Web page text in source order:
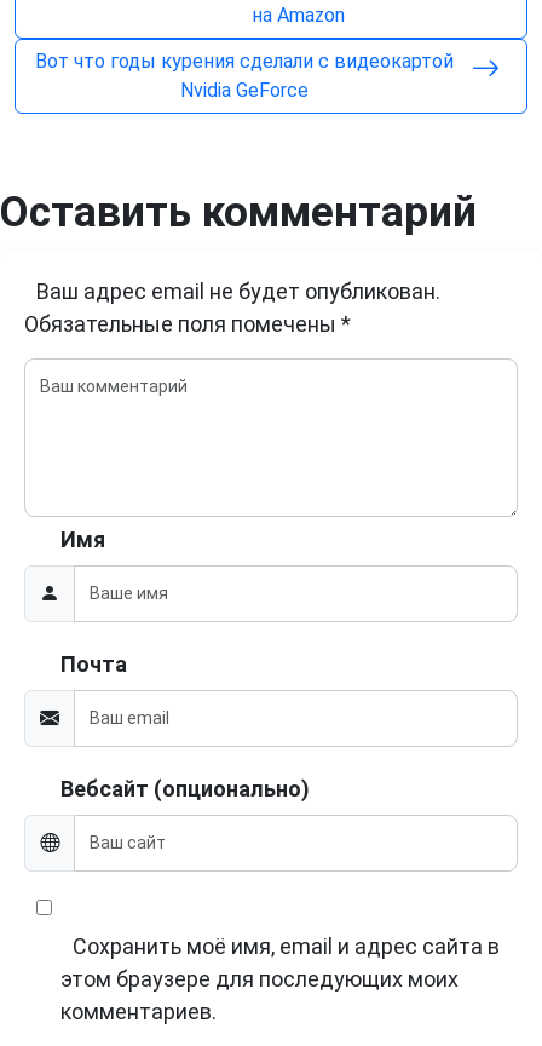
на Amazon
Вот что годы курения сделали с видеокартой
Nvidia GeForce
Оставить комментарий
Ваш адрес email не будет опубликован.
Обязательные поля помечены *
Имя
Почта
Вебсайт (опционально)
Сохранить моё имя, email и адрес сайта в
этом браузере для последующих моих
комментариев.